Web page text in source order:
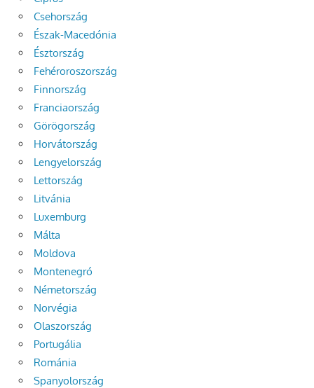
Csehország
Észak-Macedónia
Észtország
Fehéroroszország
Finnország
Franciaország
Görögország
Horvátország
Lengyelország
Lettország
Litvánia
Luxemburg
Málta
Moldova
Montenegró
Németország
Norvégia
Olaszország
Portugália
Románia
Spanyolország